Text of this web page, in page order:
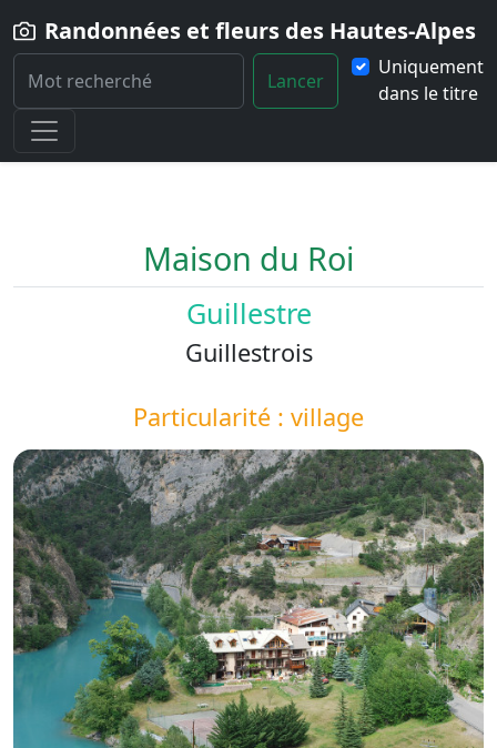
Randonnées et fleurs des Hautes-Alpes
Lancer
Uniquement
dans le titre
Home
Paysage Maison-du-Roi
Maison du Roi
Guillestre
Guillestrois
Particularité : village